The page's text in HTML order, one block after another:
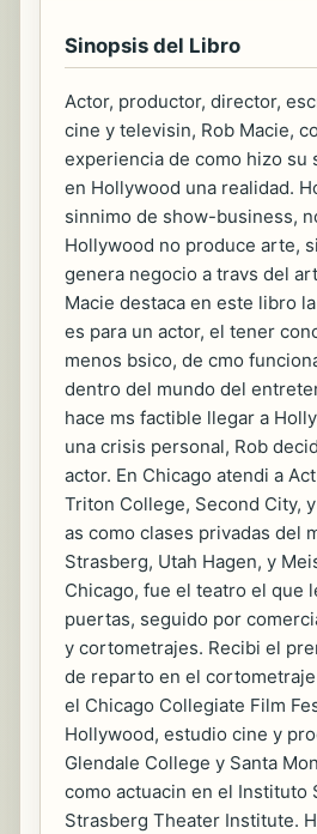
Sinopsis del Libro
Actor, productor, director,
cine y televisin, Rob Macie,
experiencia de como hizo su
en Hollywood una realidad.
sinnimo de show-business,
Hollywood no produce arte,
genera negocio a travs del
Macie destaca en este libro
es para un actor, el tener
menos bsico, de cmo
dentro del mundo del
hace ms factible llegar a
una crisis personal, Rob
actor. En Chicago atendi a
Triton College, Second City,
as como clases privadas del
Strasberg, Utah Hagen, y
Chicago, fue el teatro el que
puertas, seguido por
y cortometrajes. Recibi el
de reparto en el cortometraje
el Chicago Collegiate Film
Hollywood, estudio cine y
Glendale College y Santa
como actuacin en el Instituto
Strasberg Theater Institute.